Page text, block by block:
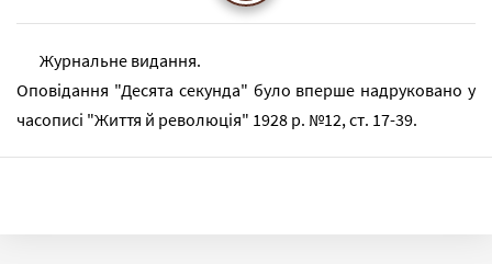
Журнальне видання.
Оповідання "Десята секунда" було вперше надруковано у
часописі "Життя й революція" 1928 р. №12, ст. 17-39.